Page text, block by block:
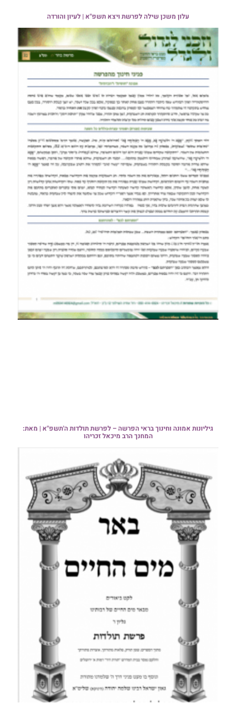
עלון משכן שילה לפרשת ויצא תשפ"א | לעיון והורדה
גיליונות אמונה וחינוך בראי הפרשה – לפרשת תולדות ה'תשפ"א | מאת:
המחנך הרב מיכאל זכריהו